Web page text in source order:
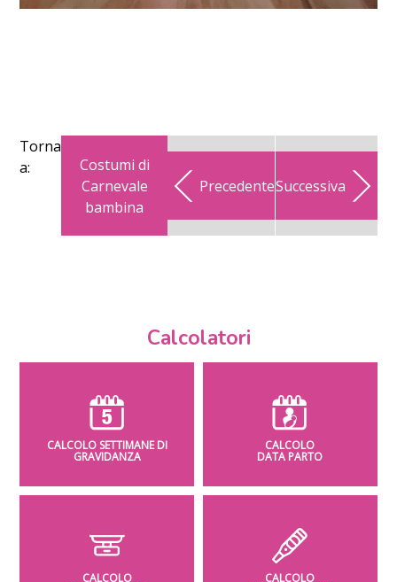
Torna
a:
Costumi di
Carnevale
bambina
PrecedenteSuccessiva
Calcolatori
CALCOLO SETTIMANE DI
GRAVIDANZA
CALCOLO
DATA PARTO
CALCOLO CALCOLO